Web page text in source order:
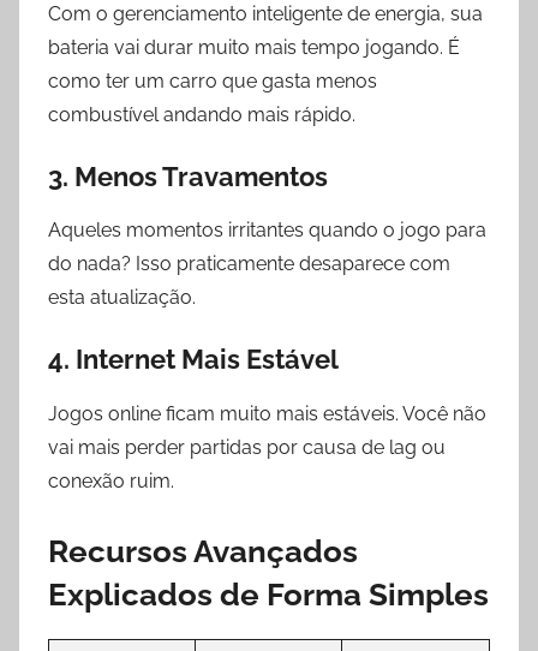
Com o gerenciamento inteligente de energia, sua
bateria vai durar muito mais tempo jogando. É
como ter um carro que gasta menos
combustível andando mais rápido.
3. Menos Travamentos
Aqueles momentos irritantes quando o jogo para
do nada? Isso praticamente desaparece com
esta atualização.
4. Internet Mais Estável
Jogos online ficam muito mais estáveis. Você não
vai mais perder partidas por causa de lag ou
conexão ruim.
Recursos Avançados
Explicados de Forma Simples